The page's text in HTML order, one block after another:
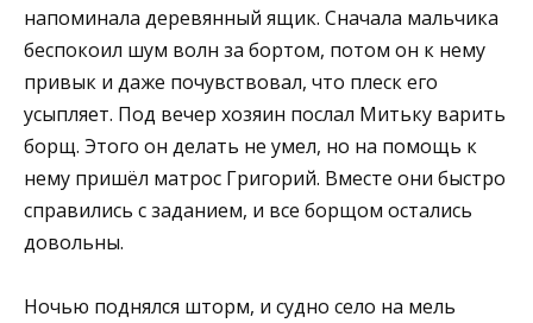
напоминала деревянный ящик. Сначала мальчика
беспокоил шум волн за бортом, потом он к нему
привык и даже почувствовал, что плеск его
усыпляет. Под вечер хозяин послал Митьку варить
борщ. Этого он делать не умел, но на помощь к
нему пришёл матрос Григорий. Вместе они быстро
справились с заданием, и все борщом остались
довольны.
Ночью поднялся шторм, и судно село на мель